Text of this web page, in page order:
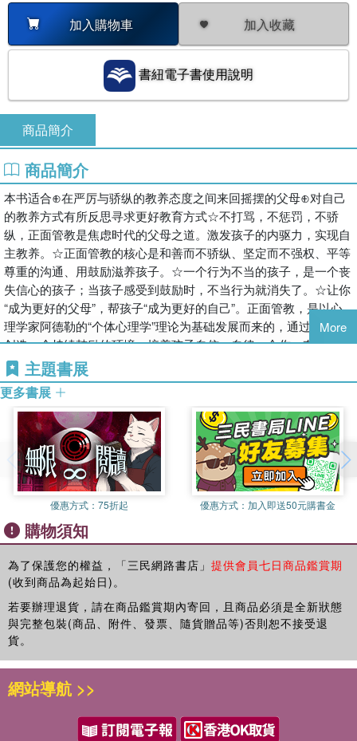
加入購物車 加入收藏
書紐電子書使用說明
商品簡介
商品簡介
本书适合⊕在严厉与骄纵的教养态度之间来回摇摆的父母⊕对自己
的教养方式有所反思寻求更好教育方式☆不打骂，不惩罚，不骄
纵，正面管教是焦虑时代的父母之道。激发孩子的内驱力，实现自
主教养。☆正面管教的核心是和善而不骄纵、坚定而不强权、平等
尊重的沟通、用鼓励滋养孩子。☆一个行为不当的孩子，是一个丧
失信心的孩子；当孩子感受到鼓励时，不当行为就消失了。☆让你
“成为更好的父母”，帮孩子“成为更好的自己”。正面管教，是以心
理学家阿德勒的“个体心理学”理论为基础发展而来的，通过为孩子
创造一个持续鼓励的环境，培养孩子自信、自律、合作、有责任
感、有自主感以及自己解决问题的能力，帮助孩子在这个过程中获
得“归属感”和“价值感”，继而改变孩子的行为。作者倪彩以自己养
育孩子的经历和观察到的养育方式为主体，融进对正面管教的思考
和理解，与读者探讨更优质的教育。倪彩她是一位写作者，也是一
位心理咨询师更是一位温柔而有力量的陪伴者帮助你关注自己，肯
定自己，活出自己
More
主題書展
更多書展
優惠方式： 75折起 優惠方式： 加入即送50元購書金
購物須知
為了保護您的權益，「三民網路書店」 提供會員七日商品鑑賞期
(收到商品為起始日)。
若要辦理退貨，請在商品鑑賞期內寄回，且商品必須是全新狀態
與完整包裝(商品、附件、發票、隨貨贈品等)否則恕不接受退
貨。
網站導航 >>